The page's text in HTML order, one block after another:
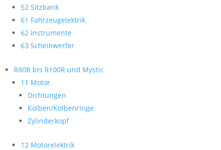
52 Sitzbank
61 Fahrzeugelektrik
62 Instrumente
63 Scheinwerfer
R80R bis R100R und Mystic
11 Motor
Dichtungen
Kolben/Kolbenringe
Zylinderkopf
12 Motorelektrik